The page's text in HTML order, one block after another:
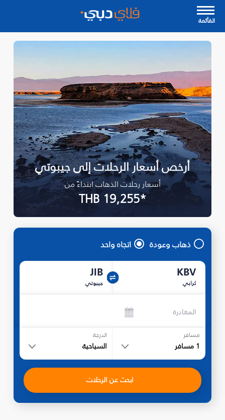
القأئمة
أرخص أسعار الرحلات إلى جيبوتي
أسعار رحلات الذهاب ابتداءً من
*THB 19,255
ذهاب وعودة اتجاه واحد
KBV
كرابي
JIB
جيبوتي
المغادرة
مسافر
1 مسافر
الدرجة
السياحية
ابحث عن الرحلات